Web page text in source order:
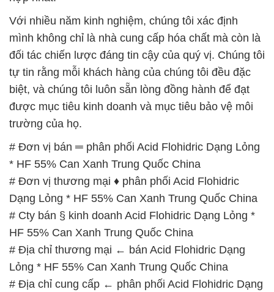
Với nhiều năm kinh nghiệm, chúng tôi xác định
mình không chỉ là nhà cung cấp hóa chất mà còn là
đối tác chiến lược đáng tin cậy của quý vị. Chúng tôi
tự tin rằng mỗi khách hàng của chúng tôi đều đặc
biệt, và chúng tôi luôn sẵn lòng đồng hành để đạt
được mục tiêu kinh doanh và mục tiêu bảo vệ môi
trường của họ.
# Đơn vị bán ═ phân phối Acid Flohidric Dạng Lỏng
* HF 55% Can Xanh Trung Quốc China
# Đơn vị thương mại ♦ phân phối Acid Flohidric
Dạng Lỏng * HF 55% Can Xanh Trung Quốc China
# Cty bán § kinh doanh Acid Flohidric Dạng Lỏng *
HF 55% Can Xanh Trung Quốc China
# Địa chỉ thương mại ← bán Acid Flohidric Dạng
Lỏng * HF 55% Can Xanh Trung Quốc China
# Địa chỉ cung cấp ← phân phối Acid Flohidric Dạng